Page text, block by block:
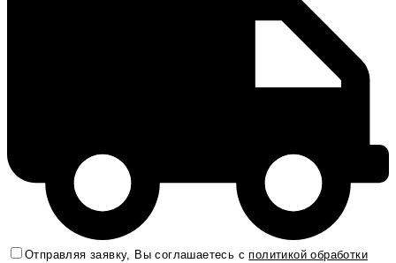
Отправляя заявку, Вы соглашаетесь сполитикой обработки